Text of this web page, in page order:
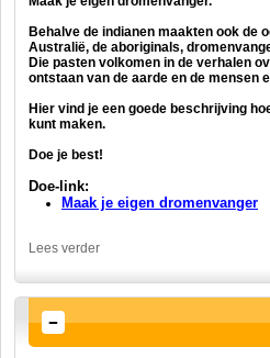
Behalve de indianen maakten ook de
Australië, de aboriginals,
Die pasten volkomen in de verhalen
ontstaan van de aarde en de mensen
Hier vind je een goede beschrijving
kunt maken.
Doe je best!
Doe-link:
Maak je eigen dromenvanger
Lees verder